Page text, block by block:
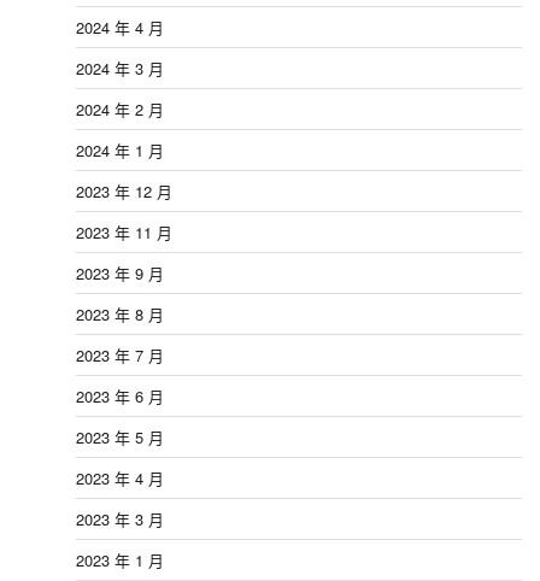
2024 年 4 月
2024 年 3 月
2024 年 2 月
2024 年 1 月
2023 年 12 月
2023 年 11 月
2023 年 9 月
2023 年 8 月
2023 年 7 月
2023 年 6 月
2023 年 5 月
2023 年 4 月
2023 年 3 月
2023 年 1 月